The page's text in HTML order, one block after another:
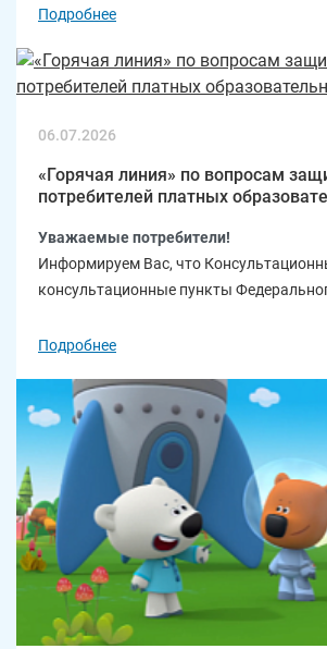
Подробнее
06.07.2026
«Горячая линия» по вопросам
потребителей платных
Уважаемые потребители!
Информируем Вас, что
консультационные пункты
Подробнее